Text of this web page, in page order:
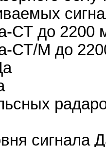
СТ до 2200
СТ/М до
сигнала